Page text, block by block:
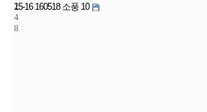
2
4
8
15-16 160518 소풍 10